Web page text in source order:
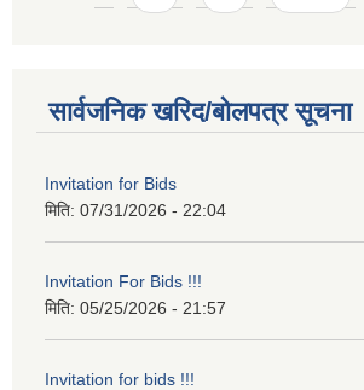
सार्वजनिक खरिद/बोलपत्र सूचना
Invitation for Bids
मिति: 07/31/2026 - 22:04
Invitation For Bids !!!
मिति: 05/25/2026 - 21:57
Invitation for bids !!!